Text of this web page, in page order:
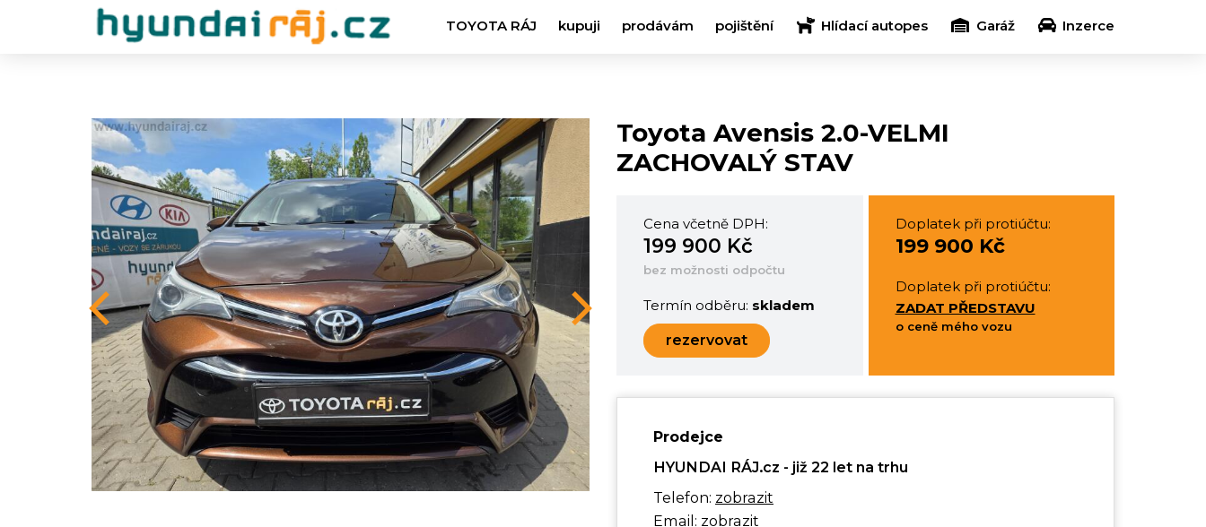
TOYOTA RÁJ kupuji prodávám pojištění Hlídací autopes Garáž Inzerce
Previous Next
Toyota Avensis 2.0-VELMI
ZACHOVALÝ STAV
Cena včetně DPH:
199 900 Kč
bez možnosti odpočtu
Termín odběru: skladem
rezervovat
Doplatek při protiúčtu:
199 900 Kč
Doplatek při protiúčtu:
ZADAT PŘEDSTAVU
o ceně mého vozu
Prodejce
HYUNDAI RÁJ.cz - již 22 let na trhu
Telefon: zobrazit
Email: zobrazit